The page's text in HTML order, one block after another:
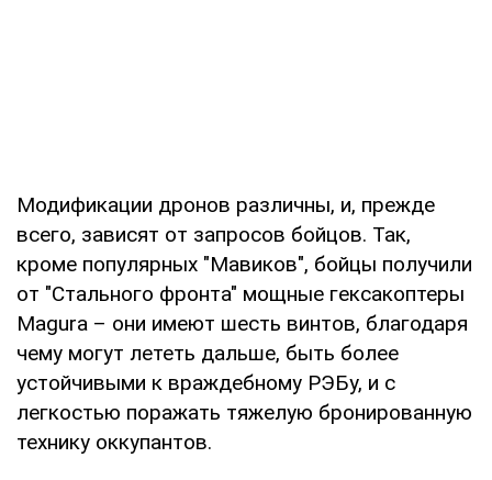
Модификации дронов различны, и, прежде
всего, зависят от запросов бойцов. Так,
кроме популярных "Мавиков", бойцы получили
от "Стального фронта" мощные гексакоптеры
Magura – они имеют шесть винтов, благодаря
чему могут лететь дальше, быть более
устойчивыми к враждебному РЭБу, и с
легкостью поражать тяжелую бронированную
технику оккупантов.